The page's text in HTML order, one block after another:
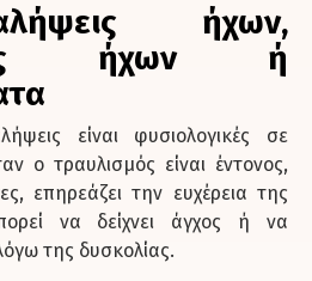
ήχων,
ήχων ή
α
είναι φυσιολογικές σε
ο τραυλισμός είναι έντονος,
επηρεάζει την ευχέρεια της
να δείχνει άγχος ή να
της δυσκολίας.